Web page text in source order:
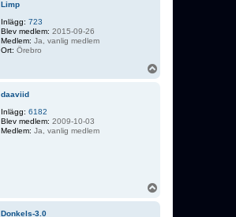
Limp
Inlägg: 723
Blev medlem: 2015-09-26
Medlem: Ja, vanlig medlem
Ort: Örebro
daaviid
Inlägg: 6182
Blev medlem: 2009-10-03
Medlem: Ja, vanlig medlem
Donkels-3.0